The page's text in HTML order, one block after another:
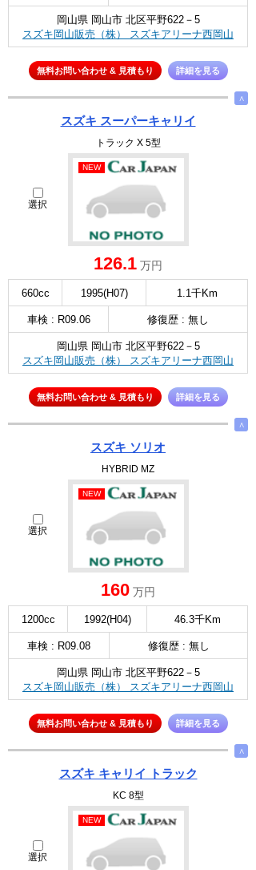
岡山県 岡山市 北区平野622－5
スズキ岡山販売（株） スズキアリーナ西岡山
無料お問い合わせ & 見積もり 詳細を見る
∧
スズキ スーパーキャリイ
トラック X 5型
選択
NEW
126.1 万円
660cc 1995(H07) 1.1千Km
車検 : R09.06 修復歴 : 無し
岡山県 岡山市 北区平野622－5
スズキ岡山販売（株） スズキアリーナ西岡山
無料お問い合わせ & 見積もり 詳細を見る
∧
スズキ ソリオ
HYBRID MZ
選択
NEW
160 万円
1200cc 1992(H04) 46.3千Km
車検 : R09.08 修復歴 : 無し
岡山県 岡山市 北区平野622－5
スズキ岡山販売（株） スズキアリーナ西岡山
無料お問い合わせ & 見積もり 詳細を見る
∧
スズキ キャリイ トラック
KC 8型
選択
NEW